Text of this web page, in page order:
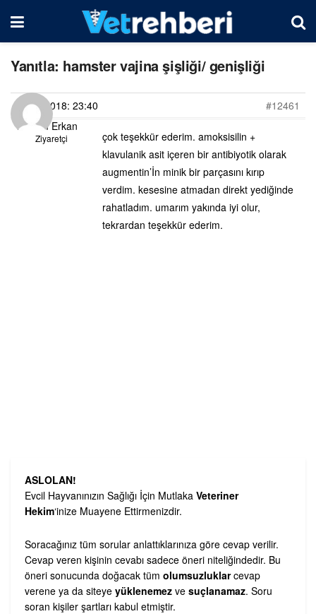
Yanıtla: hamster vajina şişliği/ genişliği
03/09/2018: 23:40
#12461
Begüm Erkan
Ziyaretçi
çok teşekkür ederim. amoksisilin +
klavulanik asit içeren bir antibiyotik olarak
augmentin’İn minik bir parçasını kırıp
verdim. kesesine atmadan direkt yediğinde
rahatladım. umarım yakında iyi olur,
tekrardan teşekkür ederim.
ASLOLAN!
Evcil Hayvanınızın Sağlığı İçin Mutlaka Veteriner
Hekim‘inize Muayene Ettirmenizdir.
Soracağınız tüm sorular anlattıklarınıza göre cevap verilir.
Cevap veren kişinin cevabı sadece öneri niteliğindedir. Bu
öneri sonucunda doğacak tüm olumsuzluklarcevap
verene ya da siteye yüklenemez ve suçlanamaz. Soru
soran kişiler şartları kabul etmiştir.